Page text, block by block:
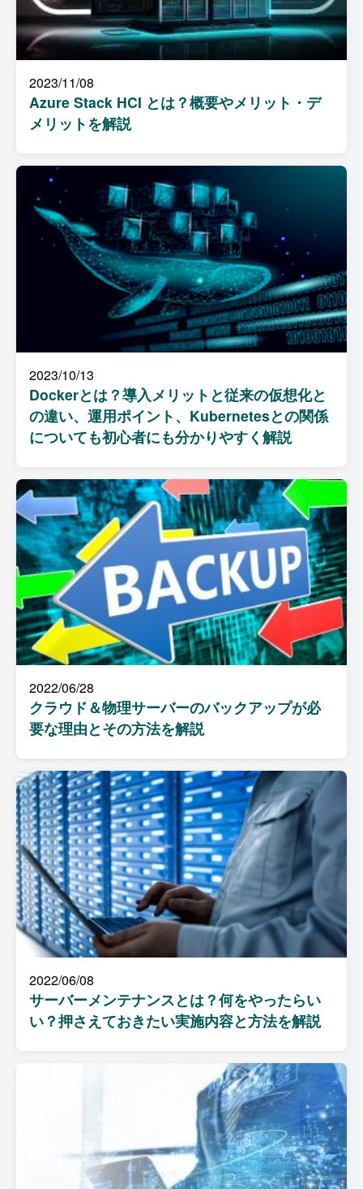
2023/11/08
Azure Stack HCI とは？概要やメリット・デ
メリットを解説
2023/10/13
Dockerとは？導入メリットと従来の仮想化と
の違い、運用ポイント、Kubernetesとの関係
についても初心者にも分かりやすく解説
2022/06/28
クラウド＆物理サーバーのバックアップが必
要な理由とその方法を解説
2022/06/08
サーバーメンテナンスとは？何をやったらい
い？押さえておきたい実施内容と方法を解説